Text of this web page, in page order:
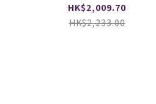
HK$2,009.70
HK$2,233.00